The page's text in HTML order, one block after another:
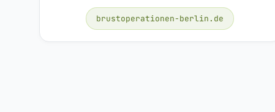
brustoperationen-berlin.de